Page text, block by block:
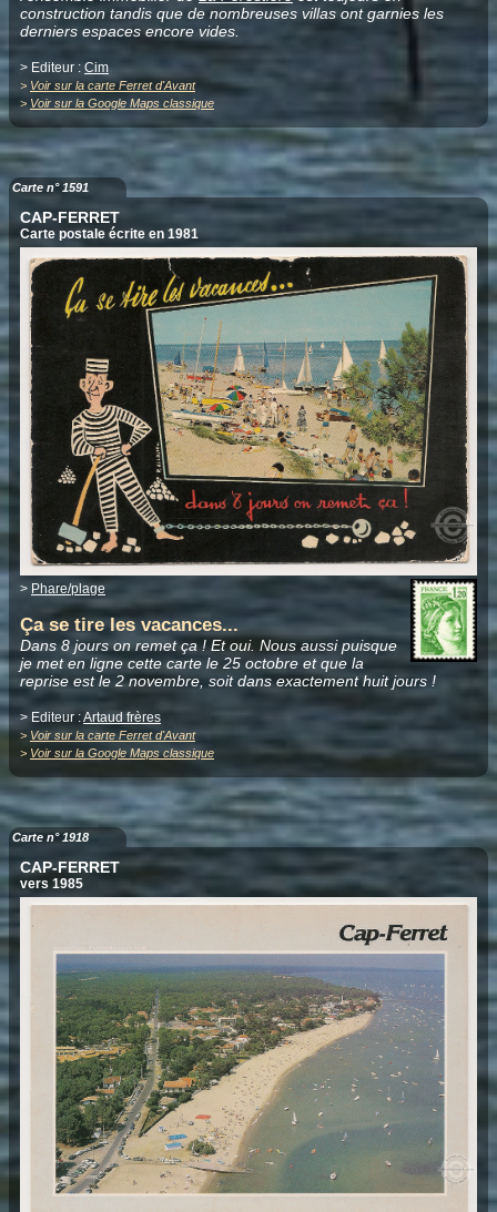
construction tandis que de nombreuses villas ont garnies les
derniers espaces encore vides.
> Editeur : Cim
> Voir sur la carte Ferret d'Avant
> Voir sur la Google Maps classique
Carte n° 1591
CAP-FERRET
Carte postale écrite en 1981
> Phare/plage
Ça se tire les vacances...
Dans 8 jours on remet ça ! Et oui. Nous aussi puisque
je met en ligne cette carte le 25 octobre et que la
reprise est le 2 novembre, soit dans exactement huit jours !
> Editeur :Artaud frères
> Voir sur la carte Ferret d'Avant
> Voir sur la Google Maps classique
Carte n° 1918
CAP-FERRET
vers 1985